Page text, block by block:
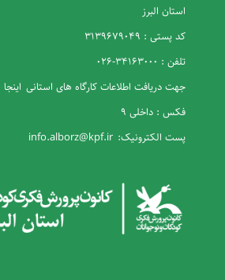
استان البرز
کد پستی : 3139679049
تلفن : 34163000-026
جهت دریافت اطلاعات کارگاه های استانی اینجا
فکس : داخلی 9
پست الکترونیک: info.alborz@kpf.ir